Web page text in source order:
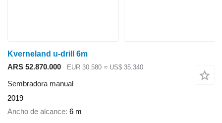
Kverneland u-drill 6m
ARS 52.870.000
EUR 30.580 ≈ US$ 35.340
Sembradora manual
2019
Ancho de alcance 6 m